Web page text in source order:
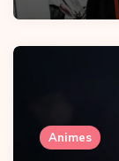
Animes